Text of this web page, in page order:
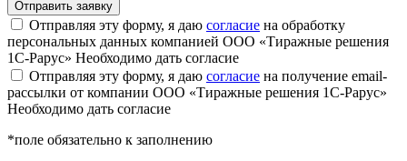
Отправляя эту форму, я даю согласие на обработку
персональных данных компанией ООО «Тиражные решения
1С-Рарус» Необходимо дать согласие
Отправляя эту форму, я даю согласие на получение email-
рассылки от компании ООО «Тиражные решения 1С-Рарус»
Необходимо дать согласие
*поле обязательно к заполнению